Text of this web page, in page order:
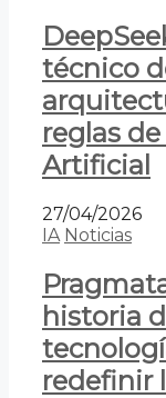
técnico
reglas
Artificial
27/04/2026
IA Noticias
historia
redefinir